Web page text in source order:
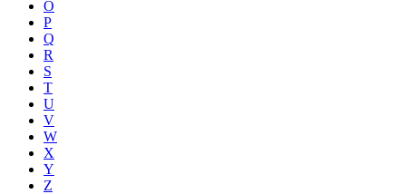
O
P
Q
R
S
T
U
V
W
X
Y
Z